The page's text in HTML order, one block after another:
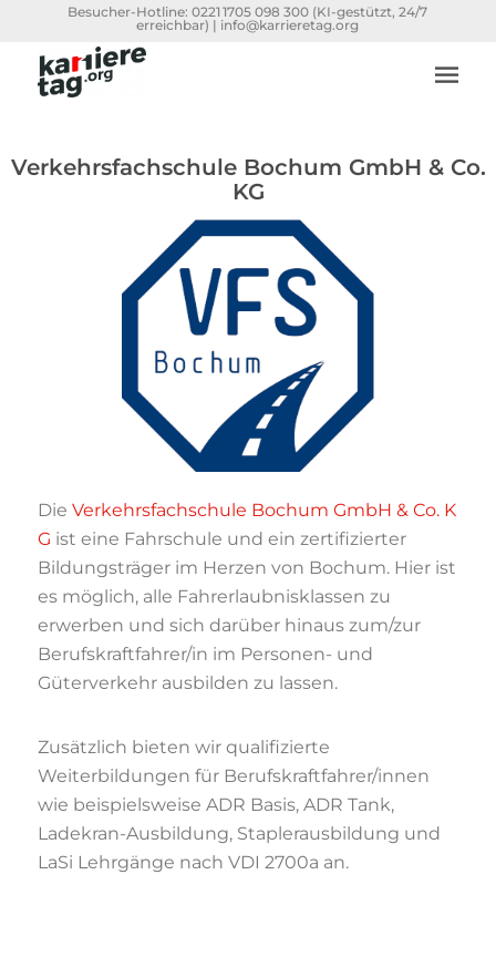
Besucher-Hotline:0221 1705 098 300 (KI-gestützt, 24/7
erreichbar) | info@karrieretag.org
Verkehrsfachschule Bochum GmbH & Co.
KG
Die Verkehrsfachschule Bochum GmbH & Co. K
G ist eine Fahrschule und ein zertifizierter
Bildungsträger im Herzen von Bochum. Hier ist
es möglich, alle Fahrerlaubnisklassen zu
erwerben und sich darüber hinaus zum/zur
Berufskraftfahrer/in im Personen- und
Güterverkehr ausbilden zu lassen.
Zusätzlich bieten wir qualifizierte
Weiterbildungen für Berufskraftfahrer/innen
wie beispielsweise ADR Basis, ADR Tank,
Ladekran-Ausbildung, Staplerausbildung und
LaSi Lehrgänge nach VDI 2700a an.